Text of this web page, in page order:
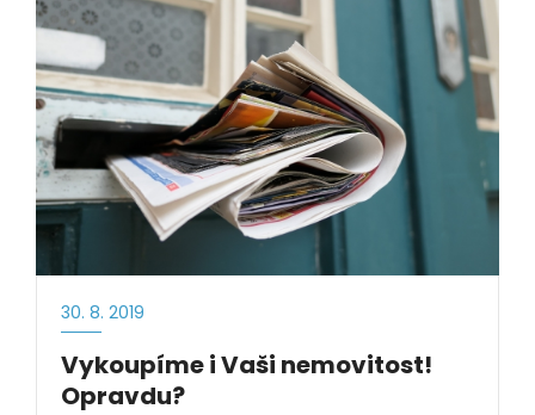
30. 8. 2019
Vykoupíme i Vaši nemovitost!
Opravdu?